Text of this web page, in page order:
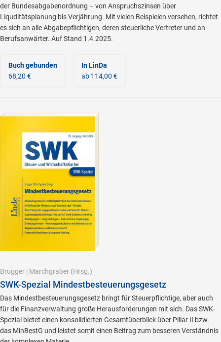
der Bundesabgabenordnung – von Anspruchszinsen über
Liquditätsplanung bis Verjährung. Mit vielen Beispielen versehen, richtet
es sich an alle Abgabepflichtigen, deren steuerliche Vertreter und an
Berufsanwärter. Auf Stand 1.4.2025.
Buch gebunden
68,20 €
In LinDa
ab 114,00 €
Brugger | Marchgraber (Hrsg.)
SWK-Spezial Mindestbesteuerungsgesetz
Das Mindestbesteuerungsgesetz bringt für Steuerpflichtige, aber auch
für die Finanzverwaltung große Herausforderungen mit sich. Das SWK-
Spezial bietet einen konsolidierten Gesamtüberblick über Pillar II bzw.
das MinBestG und leistet somit einen Beitrag zum besseren Verständnis